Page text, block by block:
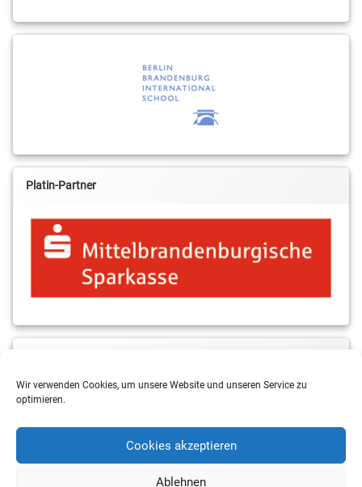
Wir verwenden Cookies, um unsere Website und unseren Service zu
optimieren.
Cookies akzeptieren
Ablehnen
Platin-Partner